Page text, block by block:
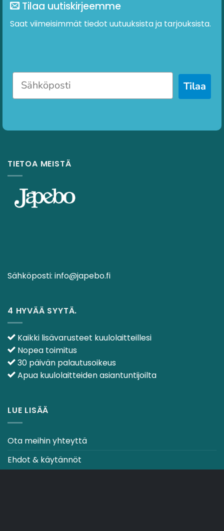
Tilaa uutiskirjeemme
Saat viimeisimmät tiedot uutuuksista ja tarjouksista.
Tilaa
TIETOA MEISTÄ
Sähköposti: info@japebo.fi
4 HYVÄÄ SYYTÄ.
Kaikki lisävarusteet kuulolaitteillesi
Nopea toimitus
30 päivän palautusoikeus
Apua kuulolaitteiden asiantuntijoilta
LUE LISÄÄ
Ota meihin yhteyttä
Ehdot & käytännöt